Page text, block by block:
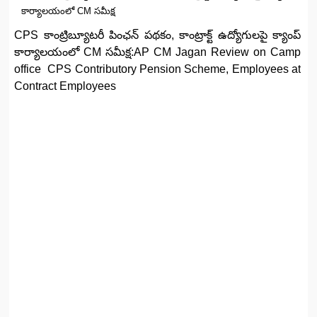
కార్యాలయంలో‌ CM సమీక్ష
CPS కాంట్రిబ్యూటరీ పింఛన్‌ పథకం, కాంట్రాక్ట్‌ ఉద్యోగులపై క్యాంప్‌
కార్యాలయంలో‌ CM సమీక్ష:AP CM Jagan Review on Camp
office CPS Contributory Pension Scheme, Employees at
Contract Employees